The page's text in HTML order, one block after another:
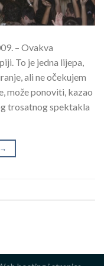
– Ovakva
To je jedna lijepa,
ali ne očekujem
može ponoviti, kazao
trosatnog spektakla
→